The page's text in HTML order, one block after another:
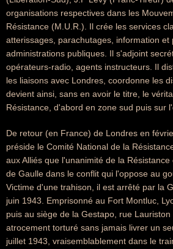
organisations respectives dans les
Résistance (M.U.R.). Il crée les services
atterissages, parachutages, information et
administrations publiques. Il s'adjoint
opérateurs-radio, agents instructeurs. Il
les liaisons avec Londres, coordonne les
devient ainsi, sans en avoir le titre, le
Résistance, d'abord en zone sud puis sur
De retour (en France) de Londres en
préside le Comité National de la
aux Alliés que l'unanimité de la
de Gaulle dans le conflit qui l'oppose au
Victime d'une trahison, il est arrêté par la
juin 1943. Emprisonné au Fort Montluc,
puis au siège de la Gestapo, rue Lauriston
atrocement torturé sans jamais livrer un
juillet 1943, vraisemblablement dans le